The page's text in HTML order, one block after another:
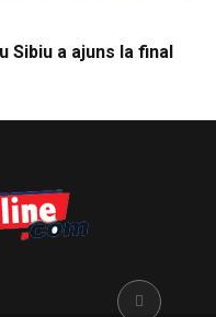
Sibiu a ajuns la final